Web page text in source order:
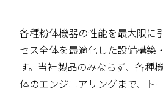
各種粉体機器の性能を最大限に
セス全体を最適化した設備構築
す。当社製品のみならず、各種
体のエンジニアリングまで、ト